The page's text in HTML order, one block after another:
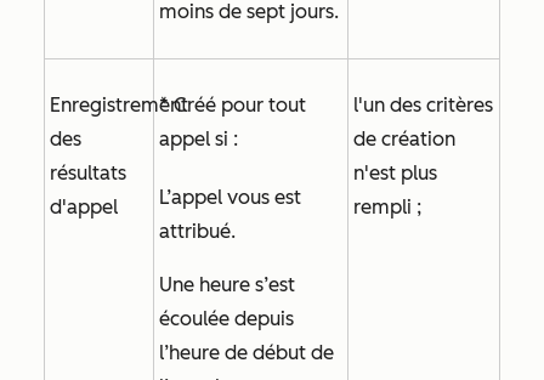
moins de sept jours.
Enregistrement
des
résultats
d'appel
* Créé pour tout
appel si :
L’appel vous est
attribué.
Une heure s’est
écoulée depuis
l’heure de début de
l'un des critères
de création
n'est plus
rempli ;